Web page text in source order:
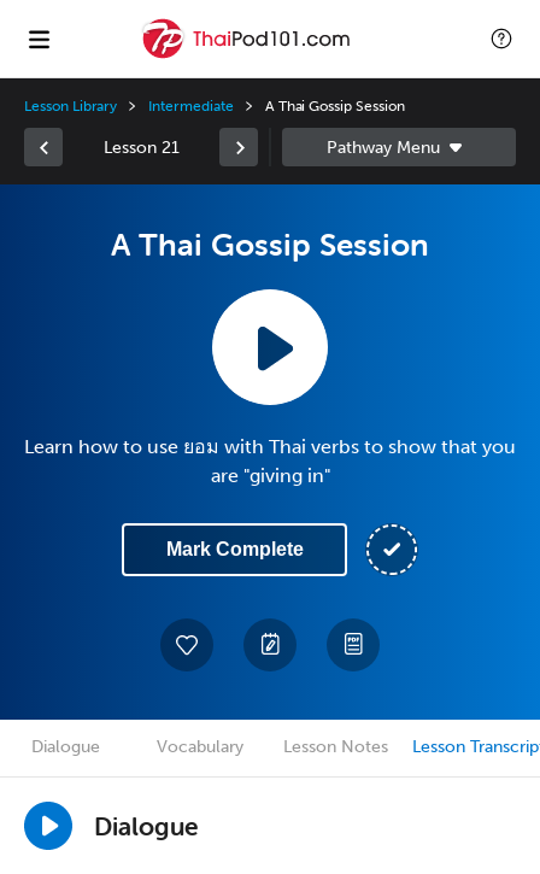
Lesson Library Intermediate A Thai Gossip Session
Lesson 21
A Thai Gossip Session
Learn how to use ยอม with Thai verbs to show that you
are "giving in"
Mark Complete
Dialogue Vocabulary Lesson Notes Lesson
Dialogue